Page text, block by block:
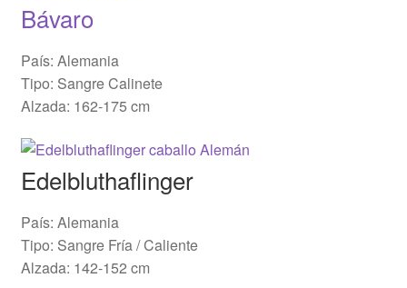
Bávaro
País: Alemania
Tipo: Sangre Calinete
Alzada: 162-175 cm
Edelbluthaflinger
País: Alemania
Tipo: Sangre Fría / Caliente
Alzada: 142-152 cm